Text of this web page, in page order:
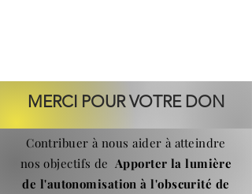
MERCI POUR VOTRE DON
Contribuer à nous aider à atteindre
nos objectifs de Apporter la lumière
de l'autonomisation à l'obscurité de